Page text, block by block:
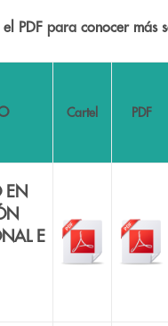
el PDF para conocer más
Cartel PDF
EN
E